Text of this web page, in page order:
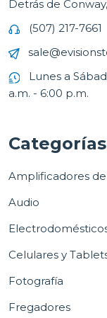
Detrás de
(507) 217-7661
Lunes a
a.m. - 6:00 p.m.
Categorías
Amplificadores de
Audio
Celulares y
Fotografía
Fregadores